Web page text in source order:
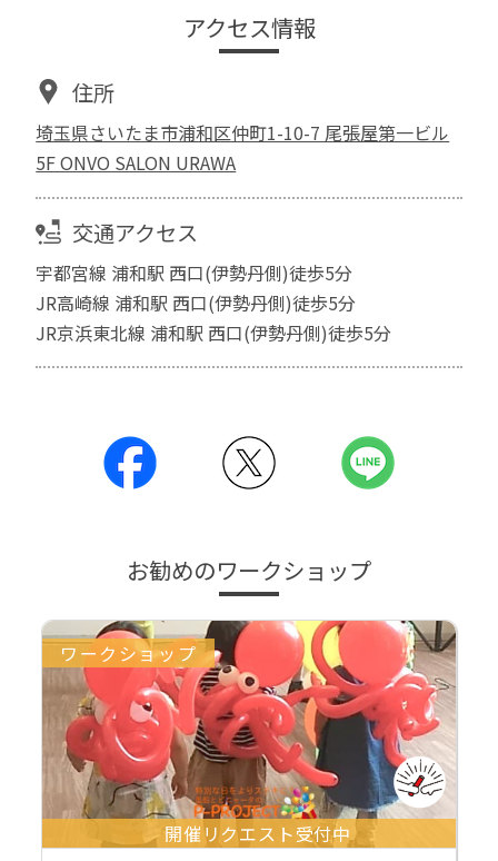
アクセス情報
住所
埼玉県さいたま市浦和区仲町1-10-7 尾張屋第一ビル
5F ONVO SALON URAWA
交通アクセス
宇都宮線 浦和駅 西口(伊勢丹側)徒歩5分
JR高崎線 浦和駅 西口(伊勢丹側)徒歩5分
JR京浜東北線 浦和駅 西口(伊勢丹側)徒歩5分
お勧めのワークショップ
ワークショップ
開催リクエスト受付中